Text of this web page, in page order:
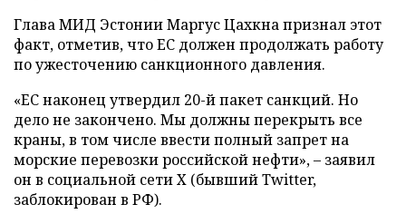
Глава МИД Эстонии Маргус Цахкна признал этот
факт, отметив, что ЕС должен продолжать работу
по ужесточению санкционного давления.
«ЕС наконец утвердил 20-й пакет санкций. Но
дело не закончено. Мы должны перекрыть все
краны, в том числе ввести полный запрет на
морские перевозки российской нефти», – заявил
он в социальной сети X (бывший Twitter,
заблокирован в РФ).